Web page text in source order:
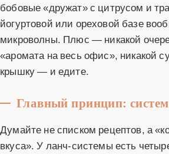
бобовые «дружат» с цитрусом и
йогуртовой или ореховой базе
микроволны. Плюс — никакой
«аромата на весь офис», никакой
крышку — и едите.
Главный принцип:
Думайте не списком рецептов, а
вкуса». У ланч-системы есть